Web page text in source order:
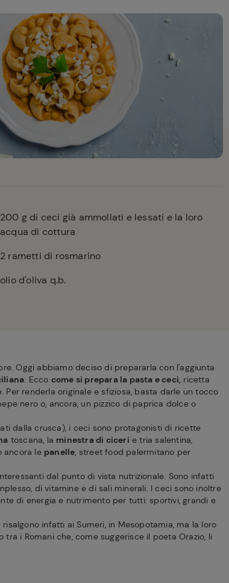
200 g di ceci già ammollati e lessati e la loro
acqua di cottura
2 rametti di rosmarino
olio d'oliva q.b.
Oggi abbiamo deciso di prepararla con l'aggiunta
. Ecco come si prepara la pasta e ceci, ricetta
renderla originale e sfiziosa, basta darle un tocco
nero o, ancora, un pizzico di paprica dolce o
dalla crusca), i ceci sono protagonisti di ricette
toscana, la minestra di ciceri e tria salentina,
ancora le panelle, street food palermitano per
dal punto di vista nutrizionale. Sono infatti
di vitamine e di sali minerali. I ceci sono inoltre
di energia e nutrimento per tutti: sportivi, grandi e
infatti ai Sumeri, in Mesopotamia, ma la loro
i Romani che, come suggerisce il poeta Orazio, li